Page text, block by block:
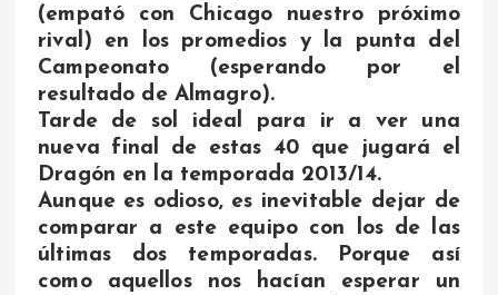
(empató con Chicago nuestro próximo
rival) en los promedios y la punta del
Campeonato (esperando por el
resultado de Almagro).
Tarde de sol ideal para ir a ver una
nueva final de estas 40 que jugará el
Dragón en la temporada 2013/14.
Aunque es odioso, es inevitable dejar de
comparar a este equipo con los de las
últimas dos temporadas. Porque así
como aquellos nos hacían esperar un